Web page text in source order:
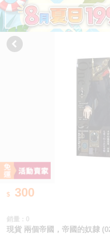
300
銷量 : 0
現貨 兩個帝國，帝國的奴隸